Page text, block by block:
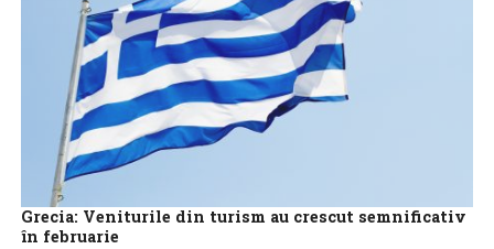
Grecia: Veniturile din turism au crescut semnificativ
în februarie